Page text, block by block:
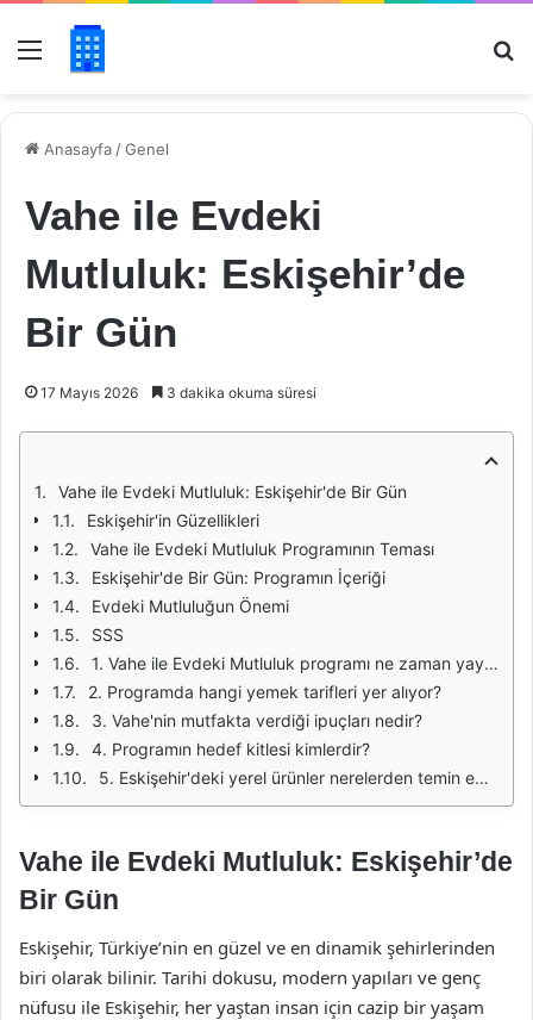
Menü
Anasayfa /Genel
Vahe ile Evdeki
Mutluluk: Eskişehir’de
Bir Gün
17 Mayıs 2026 3 dakika okuma süresi
Vahe ile Evdeki Mutluluk: Eskişehir'de Bir Gün
Eskişehir'in Güzellikleri
Vahe ile Evdeki Mutluluk Programının Teması
Eskişehir'de Bir Gün: Programın İçeriği
Evdeki Mutluluğun Önemi
SSS
1. Vahe ile Evdeki Mutluluk programı ne zaman yayınlanıyor?
2. Programda hangi yemek tarifleri yer alıyor?
3. Vahe'nin mutfakta verdiği ipuçları nedir?
4. Programın hedef kitlesi kimlerdir?
5. Eskişehir'deki yerel ürünler nerelerden temin edilebilir?
Vahe ile Evdeki Mutluluk: Eskişehir’de
Bir Gün
Eskişehir, Türkiye’nin en güzel ve en dinamik şehirlerinden
biri olarak bilinir. Tarihi dokusu, modern yapıları ve genç
nüfusu ile Eskişehir, her yaştan insan için cazip bir yaşam